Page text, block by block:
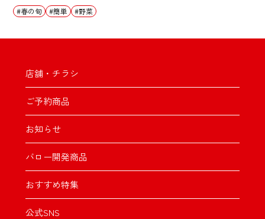
春の旬 簡単 野菜
店舗・チラシ
ご予約商品
お知らせ
バロー開発商品
おすすめ特集
公式SNS